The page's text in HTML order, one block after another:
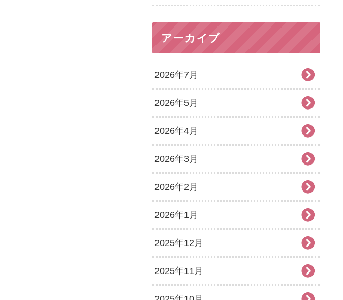
アーカイブ
2026年7月
2026年5月
2026年4月
2026年3月
2026年2月
2026年1月
2025年12月
2025年11月